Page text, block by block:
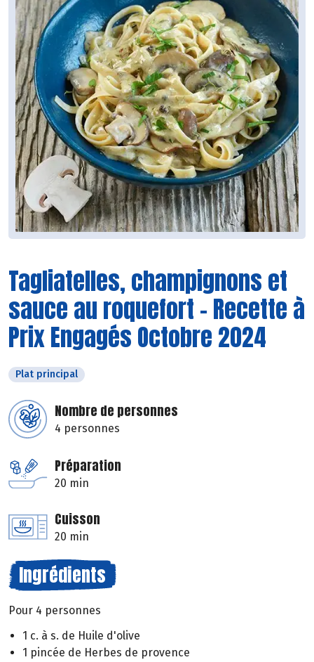
Tagliatelles, champignons et
sauce au roquefort - Recette à
Prix Engagés Octobre 2024
Plat principal
Nombre de personnes
4 personnes
Préparation
20 min
Cuisson
20 min
Ingrédients
Pour 4 personnes
1 c. à s. de Huile d'olive
1 pincée de Herbes de provence